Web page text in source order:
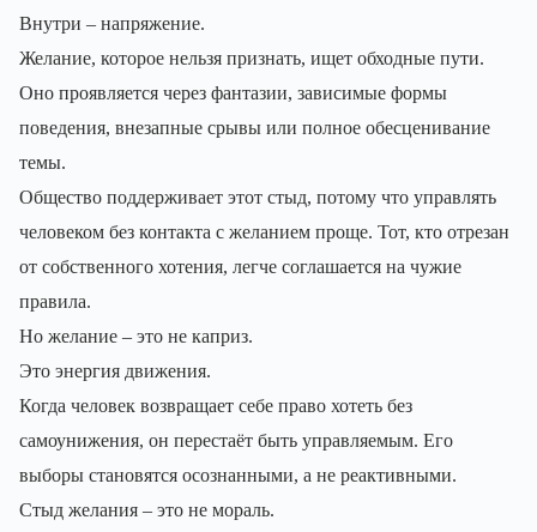
Внутри – напряжение.
Желание, которое нельзя признать, ищет обходные пути.
Оно проявляется через фантазии, зависимые формы
поведения, внезапные срывы или полное обесценивание
темы.
Общество поддерживает этот стыд, потому что управлять
человеком без контакта с желанием проще. Тот, кто отрезан
от собственного хотения, легче соглашается на чужие
правила.
Но желание – это не каприз.
Это энергия движения.
Когда человек возвращает себе право хотеть без
самоунижения, он перестаёт быть управляемым. Его
выборы становятся осознанными, а не реактивными.
Стыд желания – это не мораль.